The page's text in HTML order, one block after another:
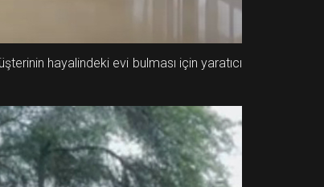
hayalindeki evi bulması için yaratıcı